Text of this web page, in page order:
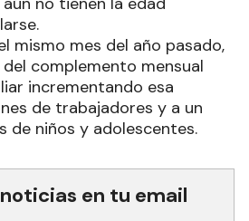
mismo mes del año pasado,
complemento mensual
incrementando esa
de trabajadores y a un
de niños y adolescentes.
en tu email